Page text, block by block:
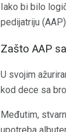
Iako bi bilo
pedijatriju
Zašto AAP
U svojim
kod dece sa
Međutim,